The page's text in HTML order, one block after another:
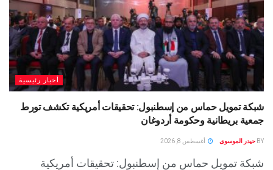
أخبار رئيسية
شبكة تمويل حماس من إسطنبول: تحقيقات أمريكية تكشف تورط
جمعية بريطانية وحكومة أردوغان
BY حيدر الموسوى أغسطس 8, 2026
شبكة تمويل حماس من إسطنبول: تحقيقات أمريكية